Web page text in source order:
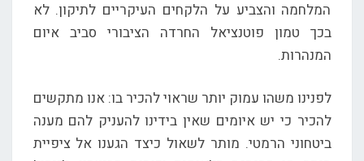
המלחמה והצביע על הלקחים העיקריים לתיקון. לא
בכך טמון פוטנציאל החרדה הציבורי סביב איום
המנהרות.
לפנינו משהו עמוק יותר שראוי להכיר בו: אנו מתקשים
להכיר כי יש איומים שאין בידינו להעניק להם מענה
ביטחוני הרמטי. מותר לשאול כיצד הגענו אל ציפיית